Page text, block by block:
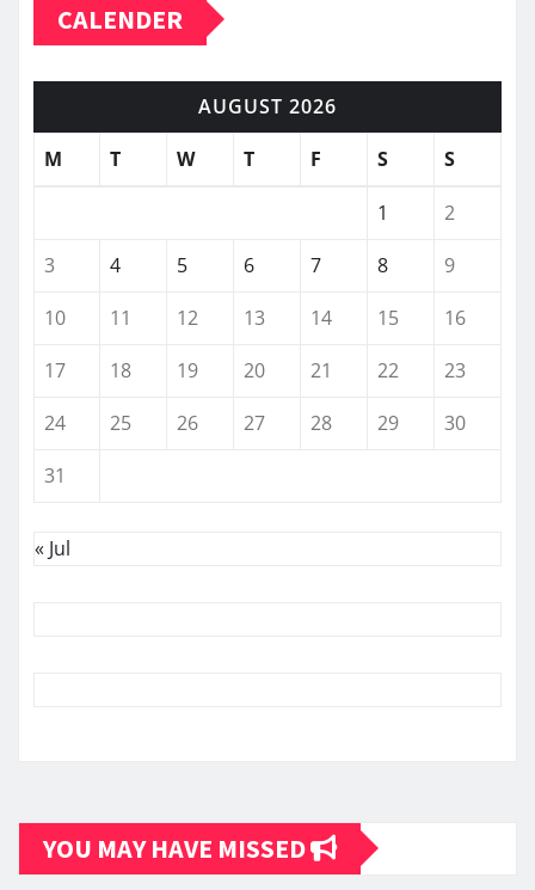
CALENDER
AUGUST 2026
M
T W T F S S
1
2
3
4 5 6 7 8
9
10
11 12 13 14 15
16
17
18 19 20 21 22
23
24
25 26 27 28 29
30
31
« Jul
YOU MAY HAVE MISSED